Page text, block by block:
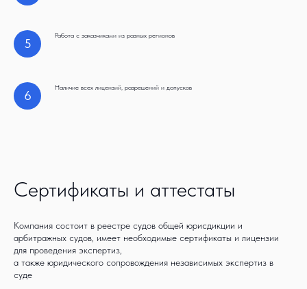
5
Работа с заказчиками из разных регионов
6
Наличие всех лицензий, разрешений и допусков
Сертификаты и аттестаты
Компания состоит в реестре судов общей юрисдикции и
арбитражных судов, имеет необходимые сертификаты и лицензии
для проведения экспертиз,
а также юридического сопровождения независимых экспертиз в
суде